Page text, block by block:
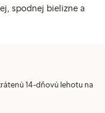
spodnej bielizne a
14-dňovú lehotu na